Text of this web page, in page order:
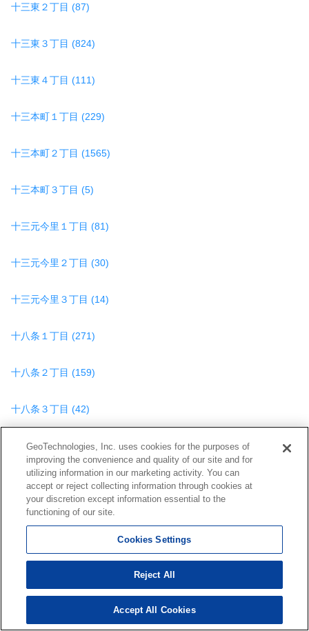
十三東２丁目 (87)
十三東３丁目 (824)
十三東４丁目 (111)
十三本町１丁目 (229)
十三本町２丁目 (1565)
十三本町３丁目 (5)
十三元今里１丁目 (81)
十三元今里２丁目 (30)
十三元今里３丁目 (14)
十八条１丁目 (271)
十八条２丁目 (159)
十八条３丁目 (42)
田川１丁目 (7)
田川２丁目 (62)
田川３丁目 (575)
田川北１丁目 (59)
田川北２丁目 (62)
田川北３丁目 (26)
検索結果を見る
GeoTechnologies, Inc. uses cookies for the purposes of
improving the convenience and quality of our site and for
utilizing information in our marketing activity. You can
accept or reject collecting information through cookies at
your discretion except information essential to the
functioning of our site.
Cookies Settings
Reject All
Accept All Cookies